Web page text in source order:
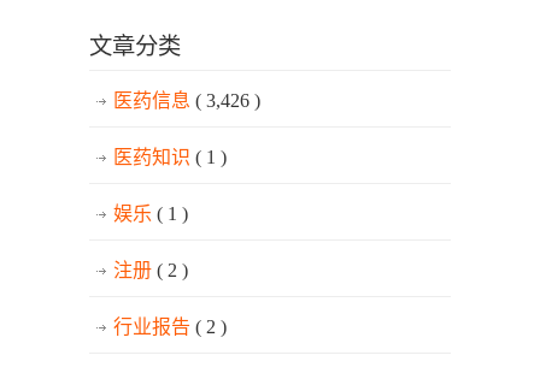
文章分类
医药信息 ( 3,426 )
医药知识 ( 1 )
娱乐 ( 1 )
注册 ( 2 )
行业报告 ( 2 )